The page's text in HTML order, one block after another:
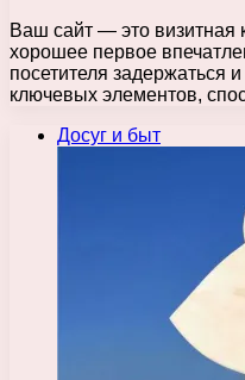
Ваш сайт — это визитная
хорошее первое
посетителя задержаться
ключевых элементов,
Досуг и быт